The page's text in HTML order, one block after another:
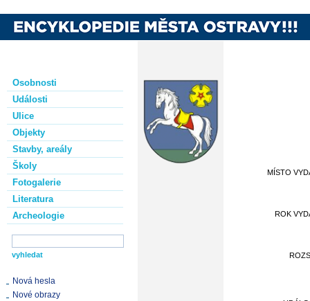
Osobnosti
Události
Ulice
Objekty
Stavby, areály
Školy
Fotogalerie
Literatura
Archeologie
Nová hesla
Nové obrazy
MÍSTO
ROK